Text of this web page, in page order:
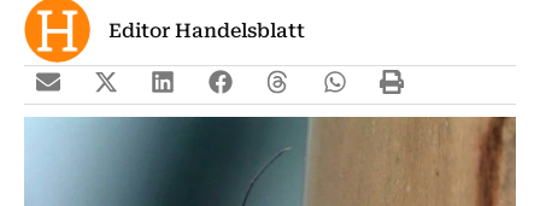
Editor Handelsblatt